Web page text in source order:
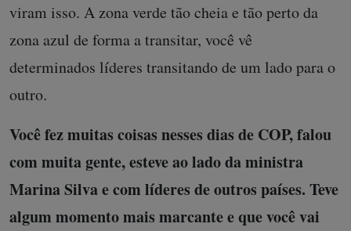
viram isso. A zona verde tão cheia e tão perto da
zona azul de forma a transitar, você vê
determinados líderes transitando de um lado para o
outro.
Você fez muitas coisas nesses dias de COP, falou
com muita gente, esteve ao lado da ministra
Marina Silva e com líderes de outros países. Teve
algum momento mais marcante e que você vai